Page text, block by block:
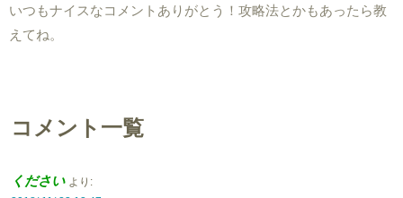
いつもナイスなコメントありがとう！攻略法とかもあったら教
えてね。
コメント一覧
ください より: